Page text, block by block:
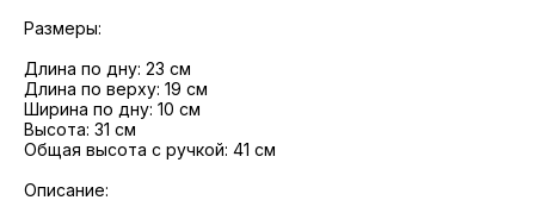
Размеры:
Длина по дну: 23 см
Длина по верху: 19 см
Ширина по дну: 10 см
Высота: 31 см
Общая высота с ручкой: 41 см
Описание: